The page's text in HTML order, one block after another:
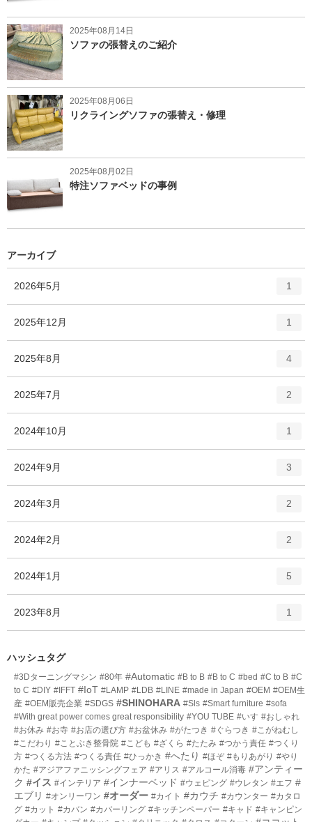
2025年08月14日
ソファの張替えのご紹介
2025年08月06日
リクライングソファの張替え・修理
2025年08月02日
特注ソファベッドの事例
アーカイブ
2026年5月
リ
ー
1
2025年12月
ー
1
2025年8月
ー
数
4
2025年7月
リ
ー
2
2024年10月
ー
1
2024年9月
ー
3
2024年3月
ー
2
2024年2月
ー
2
2024年1月
ー
5
2023年8月
リ
数
1
ハッシュタグ
#3Dターニングマシン #80年 #Automatic #B to B #B to C #bed #C to B #C
to C #DIY #IFFT #IoT #LAMP #LDB #LINE #made in Japan #OEM #OEM生
産 #OEM販売企業 #SDGS #SHINOHARA #Sls #Smart furniture #sofa
#With great power comes great responsibility #YOU TUBE #いす #おしゃれ
#お休み #お寺 #お店の選び方 #お盆休み #がたつき #ぐらつき #こがねむし
#こだわり #ことぶき整骨院 #こども #ざくら #たたみ #つかう責任 #つくり
方 #つくる方法 #つくる責任 #ひっかき #へたり #ほぞ #もりあがり #やり
かた #アジアファニッシングフェア #アリス #アルコール消毒 #アンティー
ク #イス #インテリア #インナーベッド #ウェピング #ウレタン #エフ #
エブリ #オンリーワン #オーダー #カイト #カウチ #カウンター #カタロ
グ #カット #カバン #カバーリング #キッチンペーパー #キャド #キャンピン